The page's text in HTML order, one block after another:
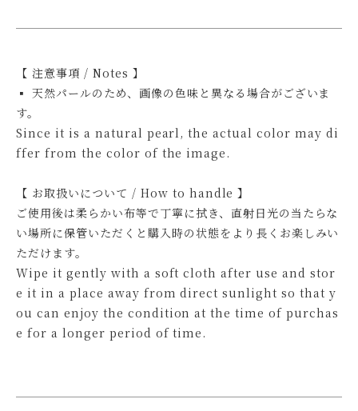
【 注意事項 / Notes 】
▪ 天然パールのため、画像の色味と異なる場合がございま
す。
Since it is a natural pearl, the actual color may di
ffer from the color of the image.
【 お取扱いについて / How to handle 】
ご使用後は柔らかい布等で丁寧に拭き、直射日光の当たらな
い場所に保管いただくと購入時の状態をより長くお楽しみい
ただけます。
Wipe it gently with a soft cloth after use and stor
e it in a place away from direct sunlight so that y
ou can enjoy the condition at the time of purchas
e for a longer period of time.